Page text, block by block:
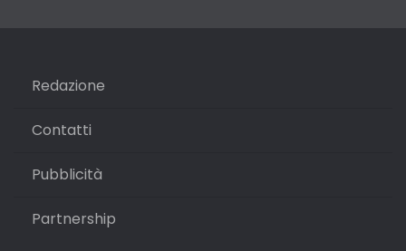
Redazione
Contatti
Pubblicità
Partnership